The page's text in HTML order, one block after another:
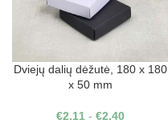
Dviejų dalių dėžutė, 180 x 180
x 50 mm
€2.11 - €2.40